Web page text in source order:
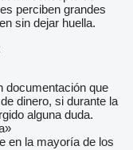
perciben grandes
sin dejar huella.
documentación que
dinero, si durante la
alguna duda.
en la mayoría de los